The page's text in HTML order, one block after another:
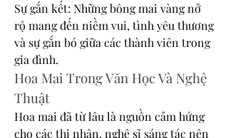
Sự gắn kết: Những bông mai vàng nở
rộ mang đến niềm vui, tình yêu thương
và sự gắn bó giữa các thành viên trong
gia đình.
Hoa Mai Trong Văn Học Và Nghệ
Thuật
Hoa mai đã từ lâu là nguồn cảm hứng
cho các thi nhân, nghệ sĩ sáng tác nên